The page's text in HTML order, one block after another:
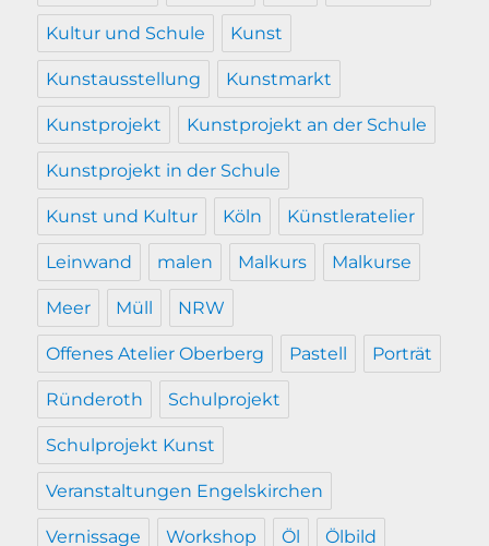
Kultur und Schule Kunst
Kunstausstellung Kunstmarkt
Kunstprojekt Kunstprojekt an der Schule
Kunstprojekt in der Schule
Kunst und Kultur Köln Künstleratelier
Leinwand malen Malkurs Malkurse
Meer Müll NRW
Offenes Atelier Oberberg Pastell Porträt
Ründeroth Schulprojekt
Schulprojekt Kunst
Veranstaltungen Engelskirchen
Vernissage Workshop Öl Ölbild